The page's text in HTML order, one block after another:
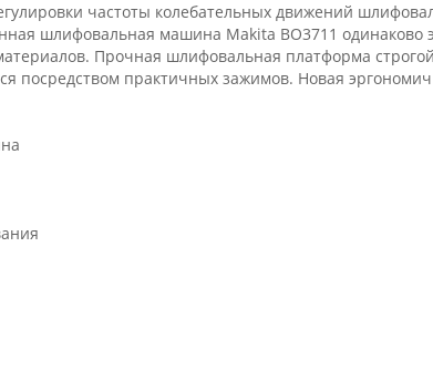
частоты колебательных движений
шлифовальная машина Makita BO3711
Прочная шлифовальная платформа
посредством практичных зажимов. Новая